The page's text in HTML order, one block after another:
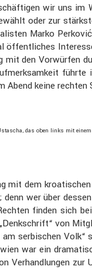
wir uns
oder zur
Marko
den Vorwürfen
führte
Abend keine
das oben links mit
mit dem
wer über
finden sich
von
serbi­schen
war ein
Verhand­lungen zur